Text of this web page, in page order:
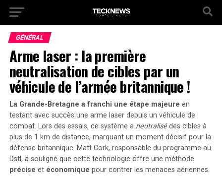
GÉNÉRAL
Arme laser : la première
neutralisation de cibles par un
véhicule de l’armée britannique !
La Grande-Bretagne a franchi une étape majeure en
testant avec succès une arme laser depuis un véhicule de
combat. Lors des essais, ce système a neutralisédes cibles à
plus de 1 km de distance, marquant un moment décisifpour la
défense britannique. Matt Cork, responsable du programme au
Dstl, a souligné que cette technologie offre une méthode
précise et économique pour contrer les menaces aériennes.